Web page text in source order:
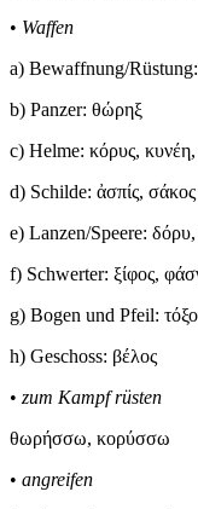
• Waffen
a) Bewaffnung/Rüstung:
b) Panzer: θώρηξ
c) Helme: κόρυς, κυνέ
d) Schilde: ἀσπίς, σάκος
e) Lanzen/Speere: δόρυ,
f) Schwerter: ξίφος, φά
g) Bogen und Pfeil: τό
h) Geschoss: βέλος
• zum Kampf rüsten
θωρήσσω, κορύσσω
• angreifen